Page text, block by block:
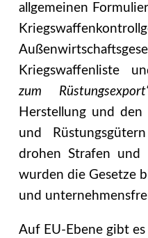
allgemeinen
Kriegswaffenliste
zum
Herstellung und
und
drohen Strafen und
wur­den die Gesetze
und
Auf EU-Ebene gibt